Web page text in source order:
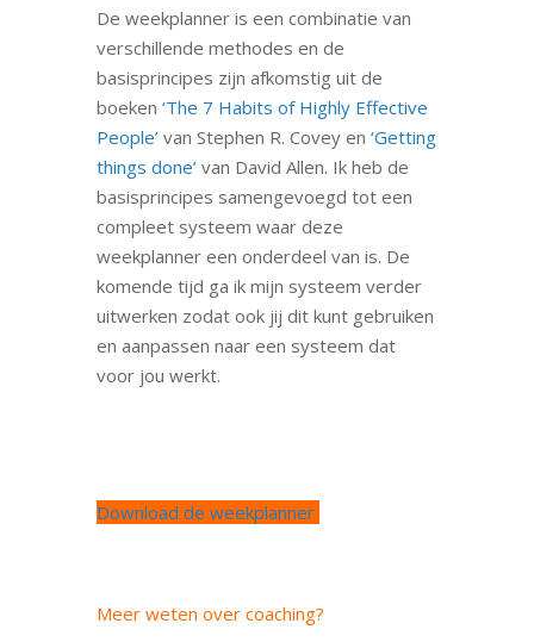
De weekplanner is een combinatie van
verschillende methodes en de
basisprincipes zijn afkomstig uit de
boeken ‘The 7 Habits of Highly Effective
People’van Stephen R. Covey en ‘Getting
things done’van David Allen. Ik heb de
basisprincipes samengevoegd tot een
compleet systeem waar deze
weekplanner een onderdeel van is. De
komende tijd ga ik mijn systeem verder
uitwerken zodat ook jij dit kunt gebruiken
en aanpassen naar een systeem dat
voor jou werkt.
Download de weekplanner
Meer weten over coaching?